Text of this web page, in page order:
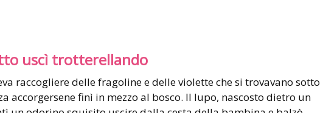
uscì trotterellando
raccogliere delle fragoline e delle violette che si trovavano sotto
accorgersene finì in mezzo al bosco. Il lupo, nascosto dietro un